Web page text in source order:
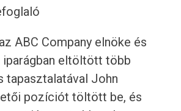
ABC Company elnöke és
iparágban eltöltött több
tapasztalatával John
pozíciót töltött be, és